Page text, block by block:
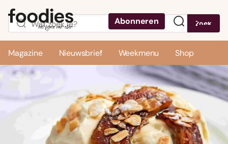
Abonneren Zoek
Magazine Nieuwsbrief Weekmenu Shop